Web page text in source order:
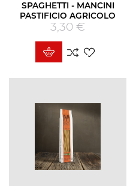
SPAGHETTI - MANCINI
PASTIFICIO AGRICOLO
Prezzo
3,30 €